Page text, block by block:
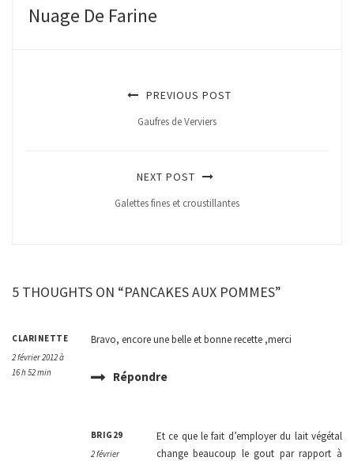
Nuage De Farine
PREVIOUS POST
Gaufres de Verviers
NEXT POST
Galettes fines et croustillantes
5 THOUGHTS ON “PANCAKES AUX POMMES”
CLARINETTE
2 février 2012 à
16 h 52 min
Bravo, encore une belle et bonne recette ,merci
Répondre
BRIG29
2 février
Et ce que le fait d’employer du lait végétal
change beaucoup le gout par rapport à